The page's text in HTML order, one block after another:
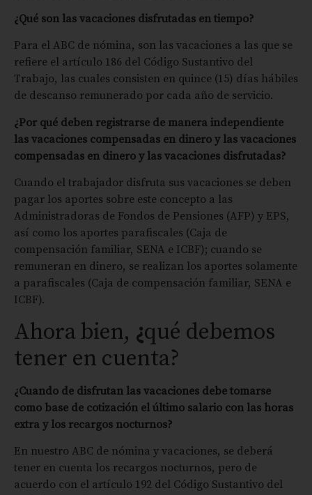
¿Qué son las vacaciones disfrutadas en tiempo?
Para el ABC de nómina, son las vacaciones a las que se
refiere el artículo 186 del Código Sustantivo del
Trabajo, las cuales consisten en quince (15) días hábiles
de descanso remunerado por cada año de servicio.
¿Por qué deben registrarse de manera independiente
las vacaciones compensadas en dinero y las vacaciones
compensadas en dinero y las vacaciones disfrutadas?
Cuando el trabajador disfruta sus vacaciones se deben
pagar los aportes sobre este concepto a las
Administradoras de Fondos de Pensiones (AFP) y EPS,
así como los aportes parafiscales (Caja de
compensación familiar, SENA e ICBF); cuando se
remuneran en dinero, se realizan los aportes solamente
a parafiscales (Caja de compensación familiar, SENA e
ICBF).
Ahora bien, ¿qué debemos
tener en cuenta?
¿Cuando de disfrutan las vacaciones debe tomarse
como base de cotización el último salario con las horas
extra y los recargos nocturnos?
En nuestro ABC de nómina y vacaciones, se deberá
tener en cuenta los recargos nocturnos, pero de
acuerdo con el artículo 192 del Código Sustantivo del